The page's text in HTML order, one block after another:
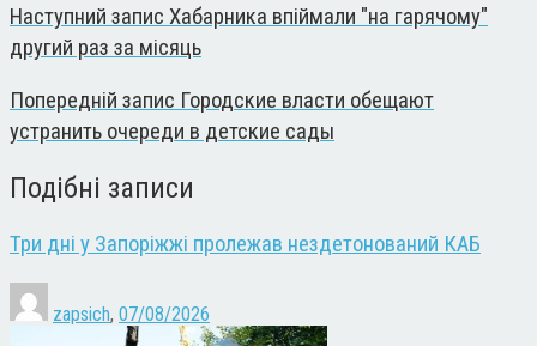
Наступний запис Хабарника впіймали "на гарячому"
другий раз за місяць
Попередній запис Городские власти обещают
устранить очереди в детские сады
Подібні записи
Три дні у Запоріжжі пролежав нездетонований КАБ
zapsich, 07/08/2026